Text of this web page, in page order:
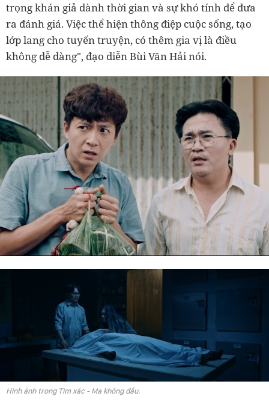
trọng khán giả dành thời gian và sự khó tính để đưa
ra đánh giá. Việc thể hiện thông điệp cuộc sống, tạo
lớp lang cho tuyến truyện, có thêm gia vị là điều
không dễ dàng", đạo diễn Bùi Văn Hải nói.
Hình ảnh trong Tìm xác - Ma không đầu.